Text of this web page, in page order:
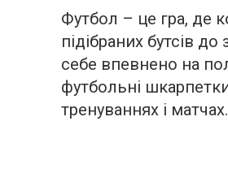
Футбол – це гра, де
підібраних бутсів
себе впевнено на
футбольні
тренуваннях і матчах.